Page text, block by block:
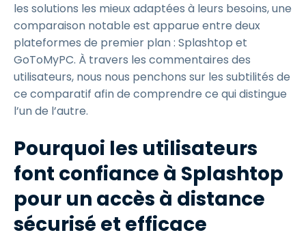
les solutions les mieux adaptées à leurs besoins, une
comparaison notable est apparue entre deux
plateformes de premier plan : Splashtop et
GoToMyPC. À travers les commentaires des
utilisateurs, nous nous penchons sur les subtilités de
ce comparatif afin de comprendre ce qui distingue
l’un de l’autre.
Pourquoi les utilisateurs
font confiance à Splashtop
pour un accès à distance
sécurisé et efficace